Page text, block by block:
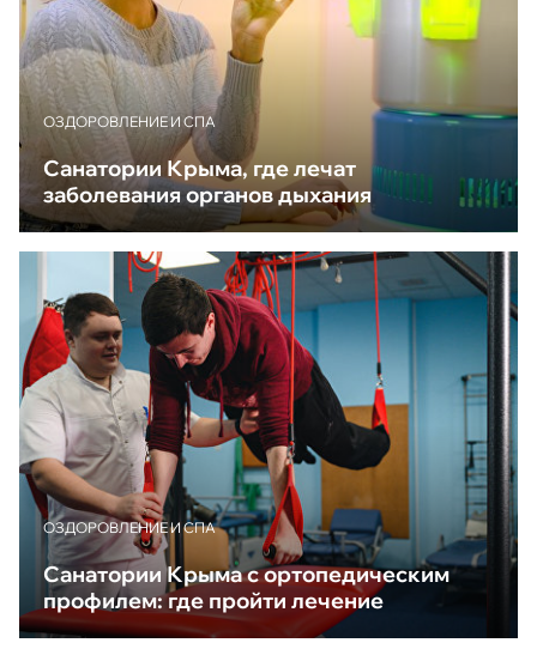
ОЗДОРОВЛЕНИЕ И СПА
Санатории Крыма, где лечат
заболевания органов дыхания
ОЗДОРОВЛЕНИЕ И СПА
Санатории Крыма с ортопедическим
профилем: где пройти лечение